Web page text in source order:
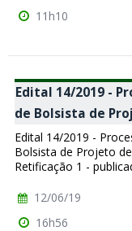
11h10
Edital 14/2019 -
de Bolsista de
Edital 14/2019 -
Bolsista de Projeto
Retificação 1 -
12/06/19
16h56